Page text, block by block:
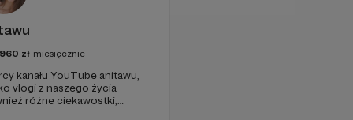
zł miesięcznie
kanału YouTube anitawu,
vlogi z naszego życia
różne ciekawostki,